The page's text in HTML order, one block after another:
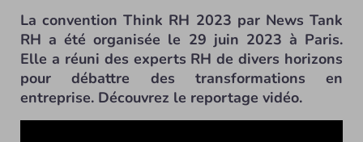
La convention Think RH 2023 par News Tank
RH a été organisée le 29 juin 2023 à Paris.
Elle a réuni des experts RH de divers horizons
pour débattre des transformations en
entreprise. Découvrez le reportage vidéo.